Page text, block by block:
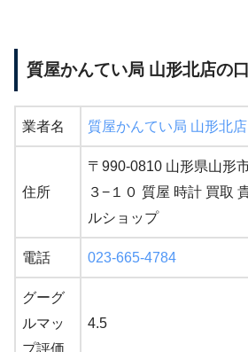
質屋かんてい局 山形北店の
業者名 質屋かんてい局 山形北店
住所
〒990-0810 山形県山形
３−１０ 質屋 時計 買取
ルショップ
電話 023-665-4784
グーグ
ルマッ
4.5